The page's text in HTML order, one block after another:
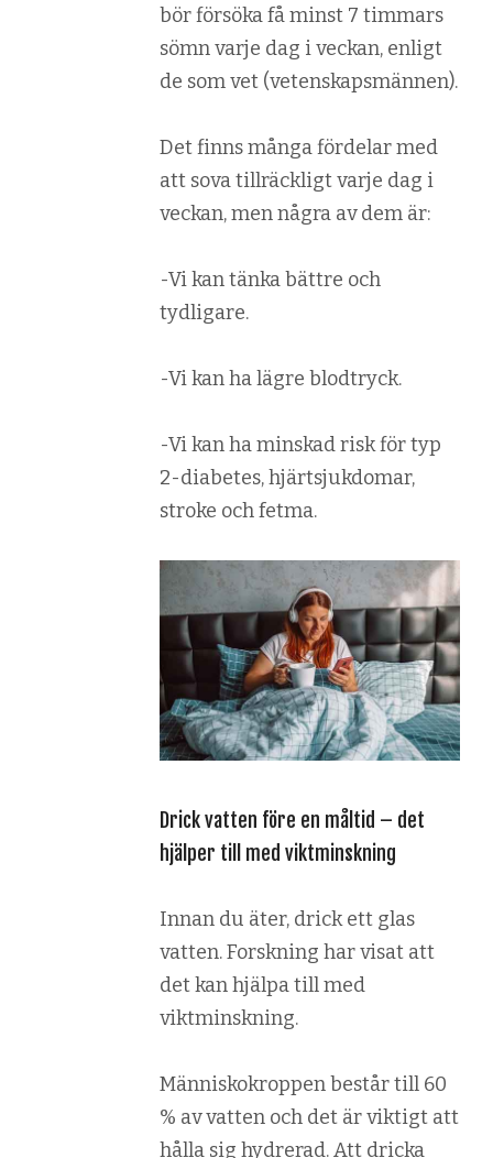
bör försöka få minst 7 timmars
sömn varje dag i veckan, enligt
de som vet (vetenskapsmännen).
Det finns många fördelar med
att sova tillräckligt varje dag i
veckan, men några av dem är:
-Vi kan tänka bättre och
tydligare.
-Vi kan ha lägre blodtryck.
-Vi kan ha minskad risk för typ
2-diabetes, hjärtsjukdomar,
stroke och fetma.
Drick vatten före en måltid – det
hjälper till med viktminskning
Innan du äter, drick ett glas
vatten. Forskning har visat att
det kan hjälpa till med
viktminskning.
Människokroppen består till 60
% av vatten och det är viktigt att
hålla sig hydrerad. Att dricka